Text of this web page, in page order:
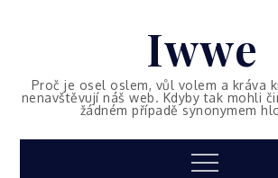
Iwwe
Proč je osel oslem, vůl volem a kráva
nenavštěvují náš web. Kdyby tak mohli
žádném případě synonymem
Menu